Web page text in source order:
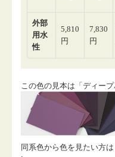
この色の見本は「ディー
同系色から色を見たい方